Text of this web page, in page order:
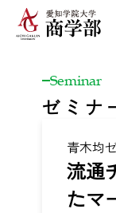
Seminar
ゼミナ
青木均
流通
たマ